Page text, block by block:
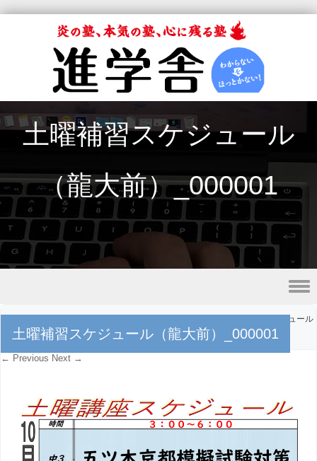
土曜補習スケジュール
（龍大前）_000001
Skip to content
土曜補習スケジュール（龍大前）_000001
土曜補習スケジュール
（龍大前）_000001
← Previous Next →